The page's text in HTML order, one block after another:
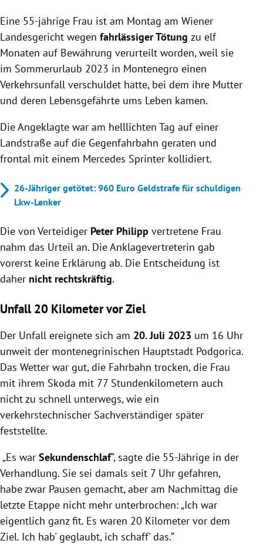
nach Unfall mit zwei Toten zu elf Monaten auf
Bewährung verurteilt.
Unfall in Montenegro durch Sekundenschlaf
verursacht, Mutter und deren Partner kamen ums
Leben.
Urteil noch nicht rechtskräftig, Angeklagte schwer
verletzt und psychisch stark belastet.
Eine 55-jährige Frau ist am Montag am Wiener
Landesgericht wegen fahrlässiger Tötung zu elf
Monaten auf Bewährung verurteilt worden, weil sie
im Sommerurlaub 2023 in Montenegro einen
Verkehrsunfall verschuldet hatte, bei dem ihre Mutter
und deren Lebensgefährte ums Leben kamen.
Die Angeklagte war am helllichten Tag auf einer
Landstraße auf die Gegenfahrbahn geraten und
frontal mit einem Mercedes Sprinter kollidiert.
26-Jähriger getötet: 960 Euro Geldstrafe für schuldigen
Lkw-Lenker
Die von Verteidiger Peter Philipp vertretene Frau
nahm das Urteil an. Die Anklagevertreterin gab
vorerst keine Erklärung ab. Die Entscheidung ist
daher nicht rechtskräftig.
Unfall 20 Kilometer vor Ziel
Der Unfall ereignete sich am 20. Juli 2023 um 16 Uhr
unweit der montenegrinischen Hauptstadt Podgorica.
Das Wetter war gut, die Fahrbahn trocken, die Frau
mit ihrem Skoda mit 77 Stundenkilometern auch
nicht zu schnell unterwegs, wie ein
verkehrstechnischer Sachverständiger später
feststellte.
„Es war Sekundenschlaf“, sagte die 55-Jährige in der
Verhandlung. Sie sei damals seit 7 Uhr gefahren,
habe zwar Pausen gemacht, aber am Nachmittag die
letzte Etappe nicht mehr unterbrochen: „Ich war
eigentlich ganz fit. Es waren 20 Kilometer vor dem
Ziel. Ich hab' geglaubt, ich schaff' das.“